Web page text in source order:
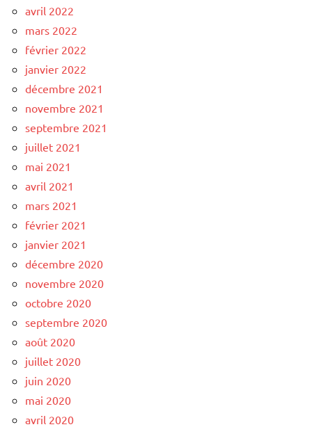
avril 2022
mars 2022
février 2022
janvier 2022
décembre 2021
novembre 2021
septembre 2021
juillet 2021
mai 2021
avril 2021
mars 2021
février 2021
janvier 2021
décembre 2020
novembre 2020
octobre 2020
septembre 2020
août 2020
juillet 2020
juin 2020
mai 2020
avril 2020